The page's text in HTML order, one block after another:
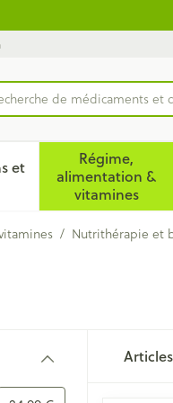
de médicaments et
et
le sous-menu pour
Régime,
alimentation &
vitamines
Afficher
/ Nutrithérapie et
Articles